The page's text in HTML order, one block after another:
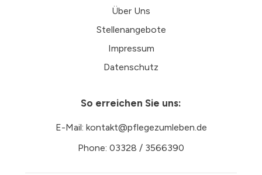
Über Uns
Stellenangebote
Impressum
Datenschutz
So erreichen Sie uns:
E-Mail: kontakt@pflegezumleben.de
Phone: 03328 / 3566390